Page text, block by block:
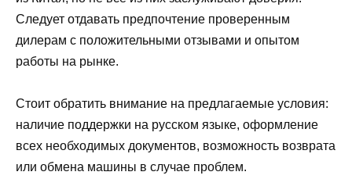
Следует отдавать предпочтение проверенным
дилерам с положительными отзывами и опытом
работы на рынке.
Стоит обратить внимание на предлагаемые условия:
наличие поддержки на русском языке, оформление
всех необходимых документов, возможность возврата
или обмена машины в случае проблем.